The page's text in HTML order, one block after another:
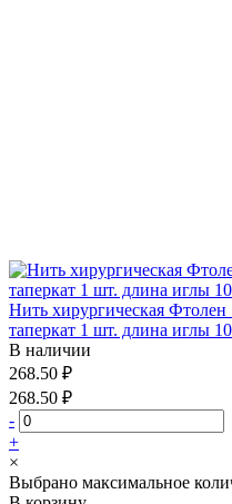
Нить хирургическая
таперкат 1 шт. длина иглы
В наличии
268.50 ₽
268.50 ₽
-
+
×
Выбрано максимальное